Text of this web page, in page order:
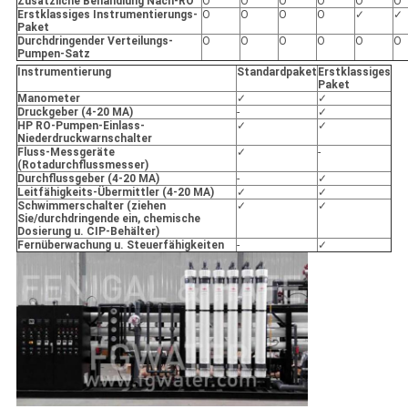
Erstklassiges Instrumentierungs-
Paket
O O O O ✓ ✓
Durchdringender Verteilungs-
Pumpen-Satz
O O O O O O
Instrumentierung Standardpaket Erstklassiges
Paket
Manometer
✓
✓
Druckgeber (4-20 MA)
-
✓
HP RO-Pumpen-Einlass-
Niederdruckwarnschalter
✓ ✓
Fluss-Messgeräte
(Rotadurchflussmesser)
✓ -
Durchflussgeber (4-20 MA) -
✓
Leitfähigkeits-Übermittler (4-20 MA)
✓
✓
Schwimmerschalter (ziehen
Sie/durchdringende ein, chemische
Dosierung u. CIP-Behälter)
✓ ✓
Fernüberwachung u. Steuerfähigkeiten - ✓